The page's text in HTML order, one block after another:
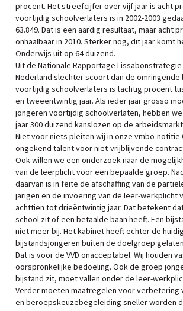
procent. Het streefcijfer over vijf jaar is acht
voortijdig schoolverlaters is in 2002-2003
63.849. Dat is een aardig resultaat, maar acht
onhaalbaar in 2010. Sterker nog, dit jaar komt
Onderwijs uit op 64 duizend.
Uit de Nationale Rapportage
Nederland slechter scoort dan de omringende
voortijdig schoolverlaters is tachtig procent
en tweeëntwintig jaar. Als ieder jaar grosso
jongeren voortijdig schoolverlaten, hebben
jaar 300 duizend kanslozen op de
Niet voor niets pleiten wij in onze vmbo-notitie
ongekend talent voor niet-vrijblijvende
Ook willen we een onderzoek naar de
van de leerplicht voor een bepaalde groep.
daarvan is in feite de afschaffing van de
jarigen en de invoering van de leer-werkplicht
achttien tot drieëntwintig jaar. Dat betekent
school zit of een betaalde baan heeft. Een
niet meer bij. Het kabinet heeft echter de
bijstandsjongeren buiten de doelgroep
Dat is voor de VVD onacceptabel. Wij houden
oorspronkelijke bedoeling. Ook de groep
bijstand zit, moet vallen onder de leer-
Verder moeten maatregelen voor verbetering
en beroepskeuzebegeleiding sneller worden